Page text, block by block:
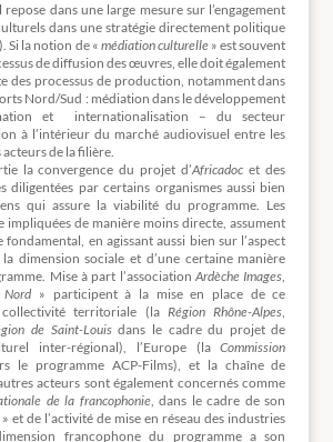
dans une large mesure sur l’engagement
dans une stratégie directement politique
Si la notion de « médiation culturelle » est souvent
de diffusion des œuvres, elle doit également
des processus de production, notamment dans
Nord/Sud : médiation dans le développement
et internationalisation – du secteur
à l’intérieur du marché audiovisuel entre les
de la filière.
la convergence du projet d’Africadoc et des
diligentées par certains organismes aussi bien
qui assure la viabilité du programme. Les
de manière moins directe, assument
en agissant aussi bien sur l’aspect
dimension sociale et d’une certaine manière
Mise à part l’associationArdèche Images,
Nord » participent à la mise en place de ce
territoriale (laRégion Rhône-Alpes,
de Saint-Louisdans le cadre du projet de
inter-régional), l’Europe (laCommission
le programme ACP-Films), et la chaîne de
acteurs sont également concernés comme
de la francophonie, dans le cadre de son
» et de l’activité de mise en réseau des industries
francophone du programme a son